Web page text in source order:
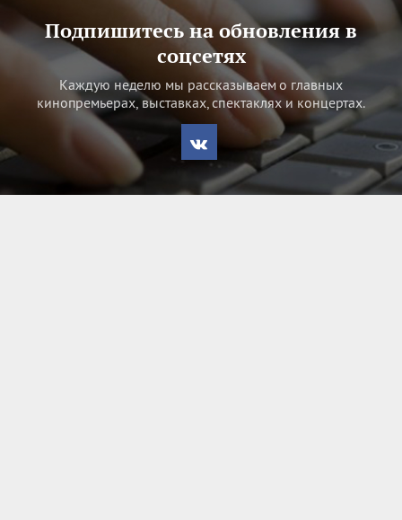
Подпишитесь на обновления в
соцсетях
Каждую неделю мы рассказываем о главных
кинопремьерах, выставках, спектаклях и концертах.